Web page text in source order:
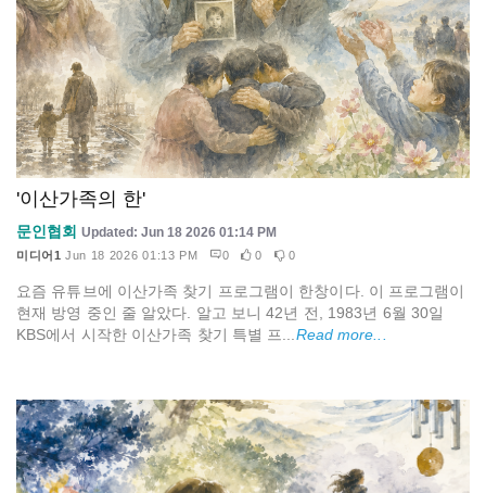
'이산가족의 한'
문인협회 Updated: Jun 18 2026 01:14 PM
미디어1 Jun 18 2026 01:13 PM 0 0 0
요즘 유튜브에 이산가족 찾기 프로그램이 한창이다. 이 프로그램이
현재 방영 중인 줄 알았다. 알고 보니 42년 전, 1983년 6월 30일
KBS에서 시작한 이산가족 찾기 특별 프... Read more...